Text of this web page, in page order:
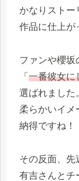
かなりストー
作品に仕上が
ファンや櫻坂
「 一番彼女に
選ばれました
柔らかいイメ
納得ですね！
その反面、先
有吉さんとチ